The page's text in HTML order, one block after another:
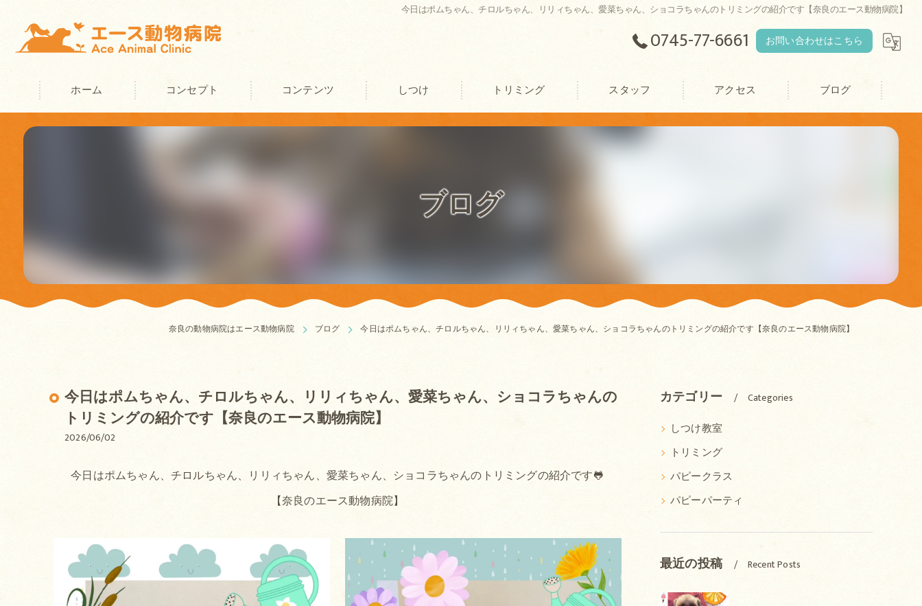
今日はポムちゃん、チロルちゃん、リリィちゃん、愛菜ちゃん、ショコラちゃんのトリミングの紹介です【奈良のエース動物病院】
0745-77-6661 お問い合わせはこちら
ホーム コンセプト
奈良の動物病院･エース動物病院の口コミ情報
奈良の動物病院･エース動物病院の評判
奈良の動物病院･エース動物病院のお客様の声
コンテンツ しつけ トリミング スタッフ アクセス ブログ
ブログ
奈良の動物病院はエース動物病院 ブログ 今日はポムちゃん、チロルちゃん、リリィちゃん、愛菜ちゃん、ショコラちゃんのトリミングの紹介です【奈良のエース動物病院】
今日はポムちゃん、チロルちゃん、リリィちゃん、愛菜ちゃん、ショコラちゃんの
トリミングの紹介です【奈良のエース動物病院】
2026/06/02
今日はポムちゃん、チロルちゃん、リリィちゃん、愛菜ちゃん、ショコラちゃんのトリミングの紹介です🐸
【奈良のエース動物病院】
カテゴリー Categories
しつけ教室
トリミング
パピークラス
パピーパーティ
最近の投稿 Recent Posts